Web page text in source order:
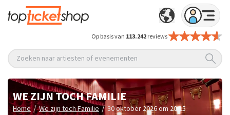
Op basis van 113.242reviews
Zoeken naar artiesten of evenementen
WE ZIJN TOCH FAMILIE
Home / We zijn toch Familie / 30 oktober 2026 om 20:15